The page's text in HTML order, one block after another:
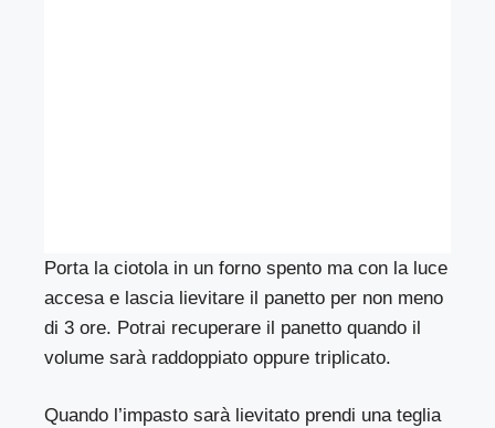
Porta la ciotola in un forno spento ma con la luce
accesa e lascia lievitare il panetto per non meno
di 3 ore. Potrai recuperare il panetto quando il
volume sarà raddoppiato oppure triplicato.
Quando l’impasto sarà lievitato prendi una teglia